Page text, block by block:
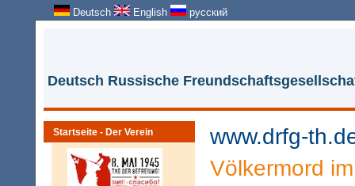
Deutsch English русский
Deutsch Russische
Startseite - Der Verein
www.drfg-
Völkermord